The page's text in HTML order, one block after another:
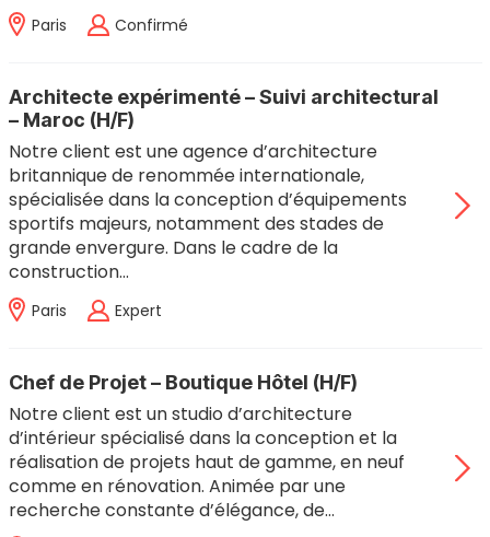
Paris Confirmé
Architecte expérimenté – Suivi architectural
– Maroc (H/F)
Notre client est une agence d’architecture
britannique de renommée internationale,
spécialisée dans la conception d’équipements
sportifs majeurs, notamment des stades de
grande envergure. Dans le cadre de la
construction…
Paris Expert
Chef de Projet – Boutique Hôtel (H/F)
Notre client est un studio d’architecture
d’intérieur spécialisé dans la conception et la
réalisation de projets haut de gamme, en neuf
comme en rénovation. Animée par une
recherche constante d’élégance, de…